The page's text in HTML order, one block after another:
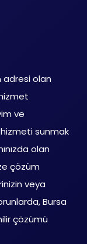
adresi olan
ve
sunmak
olan
çözüm
veya
Bursa
çözümü